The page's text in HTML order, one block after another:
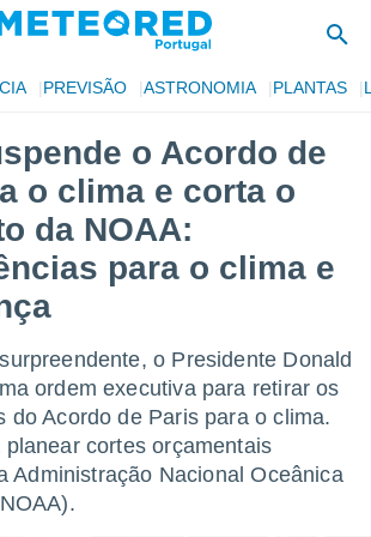
PREVISÃO ASTRONOMIA PLANTAS
o Acordo de
o clima e corta o
da NOAA:
para o clima e
o Presidente Donald
ordem executiva para retirar os
do Acordo de Paris para o clima.
planear cortes orçamentais
Administração Nacional Oceânica